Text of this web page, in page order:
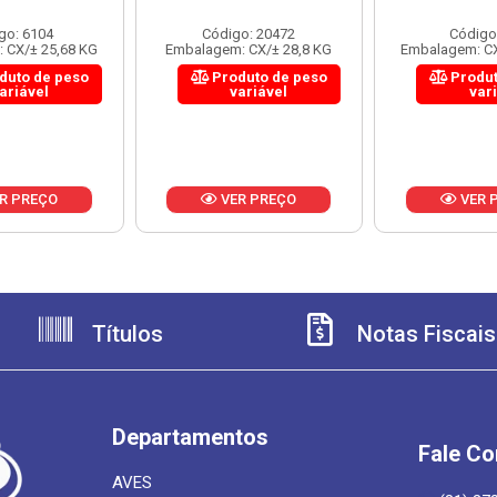
6104
CX/± 25,68 KG
de peso
PREÇO
Código: 20472
Embalagem: CX/± 28,8 KG
Produto de peso
variável
VER PREÇO
Embalagem:
VER
Títulos Notas Fiscais
Departamentos
AVES
Fale